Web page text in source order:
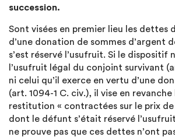
succession.
Sont visées en premier lieu les dettes
d’une donation de sommes d’argent
s’est réservé l’usufruit. Si le dispositif
l’usufruit légal du conjoint survivant
ni celui qu’il exerce en vertu d’une
(art. 1094-1 C. civ.), il vise en
restitution « contractées sur le prix de
dont le défunt s’était réservé
ne prouve pas que ces dettes n’ont